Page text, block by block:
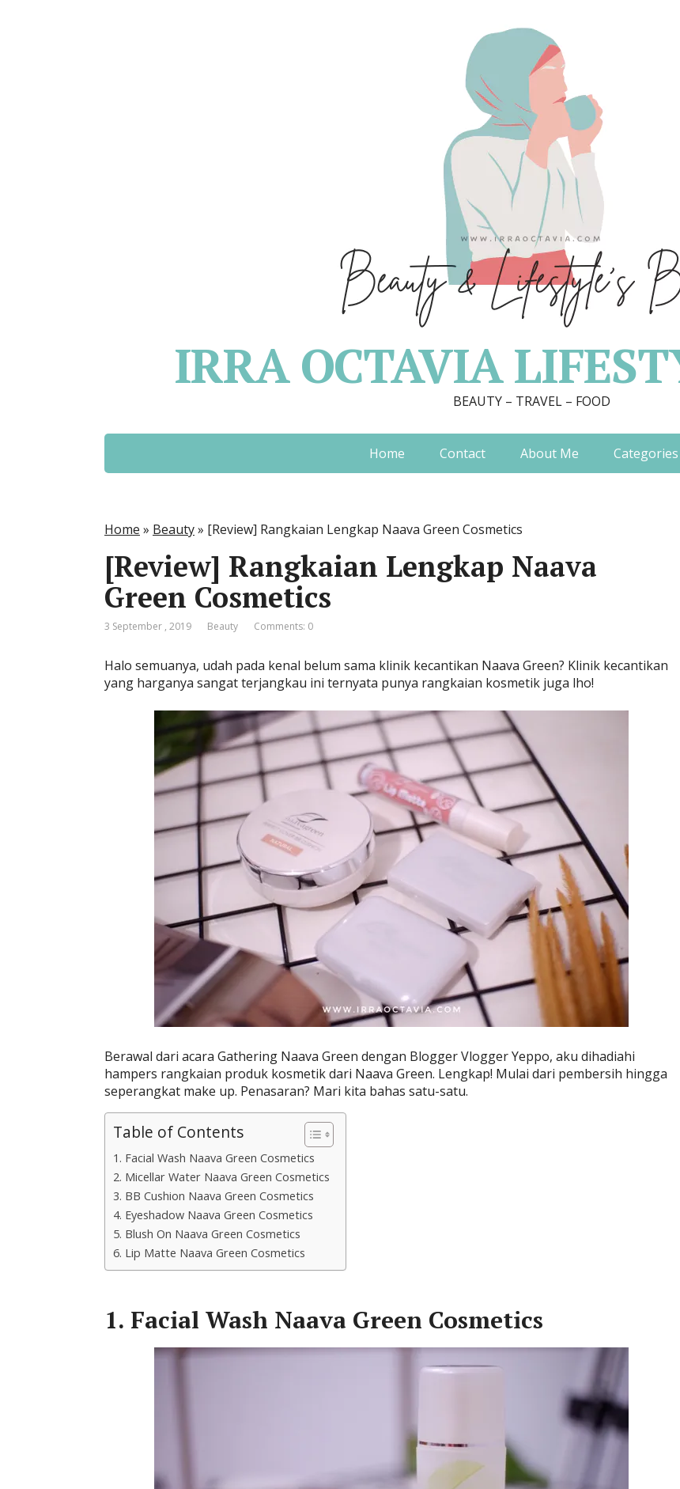
IRRA OCTAVIA
BEAUTY – TRAVEL – FOOD
Home Contact About Me Categories
Home » Beauty» [Review] Rangkaian Lengkap Naava Green Cosmetics
[Review] Rangkaian Lengkap Naava
Green Cosmetics
3 September , 2019 Beauty Comments: 0
Halo semuanya, udah pada kenal belum sama klinik kecantikan Naava Green? Klinik kecantikan
yang harganya sangat terjangkau ini ternyata punya rangkaian kosmetik juga lho!
Berawal dari acara Gathering Naava Green dengan Blogger Vlogger Yeppo, aku dihadiahi
hampers rangkaian produk kosmetik dari Naava Green. Lengkap! Mulai dari pembersih hingga
seperangkat make up. Penasaran? Mari kita bahas satu-satu.
Table of Contents
1. Facial Wash Naava Green Cosmetics
2. Micellar Water Naava Green Cosmetics
3. BB Cushion Naava Green Cosmetics
4. Eyeshadow Naava Green Cosmetics
5. Blush On Naava Green Cosmetics
6. Lip Matte Naava Green Cosmetics
1. Facial Wash Naava Green Cosmetics